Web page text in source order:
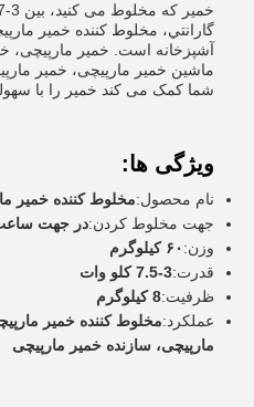
گارانتي، مخلوط کننده خمیر
آشپزخانه است. خمیر مارپیچی،
ماشین خمیر مارپیچی، خمیر
شما کمک می کند خمیر را با
ویژگی ها:
نام محصول:مخلوط کننده خمیر
جهت مخلوط کردن:در جهت
وزن: ۶۰ کیلوگرم
قدرت:3-7.5 کلو وات
ظرفیت:8 کیلوگرم
عملکرد:مخلوط کننده خمیر
مارپیچی، سازنده خمیر مارپیچی